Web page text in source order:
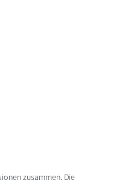
zusammen. Die